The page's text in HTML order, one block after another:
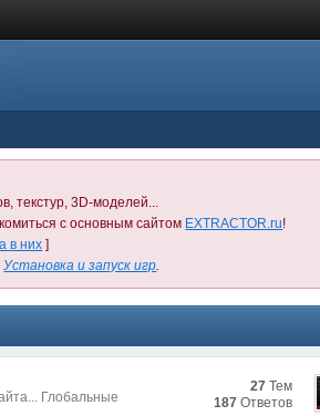
текстур, 3D-моделей...
с основным сайтом EXTRACTOR.ru!
в них ]
Установка и запуск игр.
Глобальные
27 Тем
187 Ответов